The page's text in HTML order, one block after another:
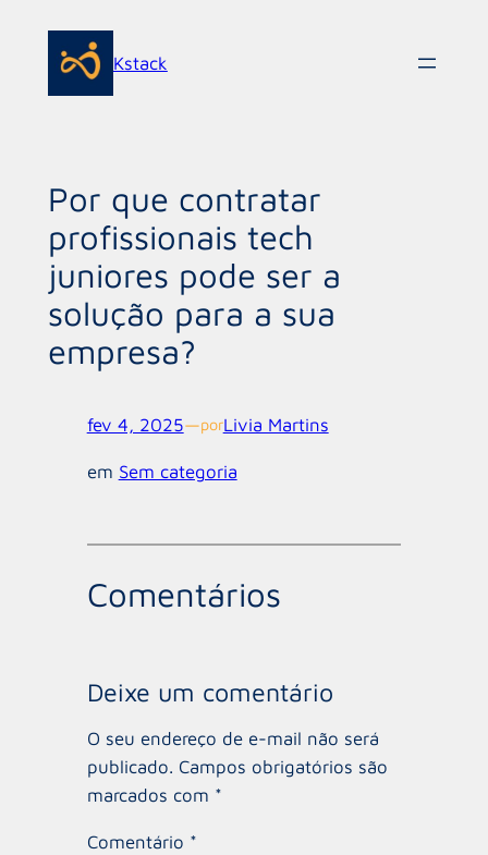
Kstack
Por que contratar
profissionais tech
juniores pode ser a
solução para a sua
empresa?
fev 4, 2025—porLivia Martins
em Sem categoria
Comentários
Deixe um comentário
O seu endereço de e-mail não será
publicado. Campos obrigatórios são
marcados com *
Comentário *